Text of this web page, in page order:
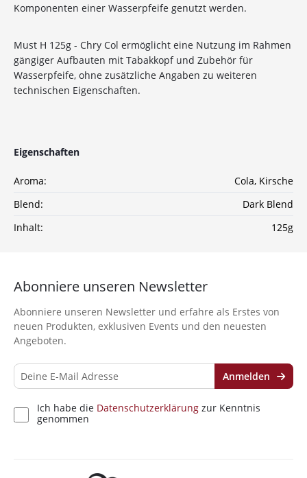
Komponenten einer Wasserpfeife genutzt werden.
Must H 125g - Chry Col ermöglicht eine Nutzung im Rahmen
gängiger Aufbauten mit Tabakkopf und Zubehör für
Wasserpfeife, ohne zusätzliche Angaben zu weiteren
technischen Eigenschaften.
Eigenschaften
Aroma: Cola, Kirsche
Blend:
Dark Blend
Inhalt:
125g
10%Newsletter-Rabatt
Sichere dir jetzt 10% Rabatt* auf deine Bestellung
Nutze unseren exklusiven Rabattcode und spare bei
Entdecke eine große Auswahl an hochwertigen
Shisha-Produkten, Tabaksorten und Zubehör – alles,
Ich habe die
Abonniere unseren Newsletter
Abonniere unseren Newsletter und erfahre als Erstes von
neuen Produkten, exklusiven Events und den neuesten
Angeboten.
Ich habe die Datenschutzerklärung zur Kenntnis
genommen
Anmelden